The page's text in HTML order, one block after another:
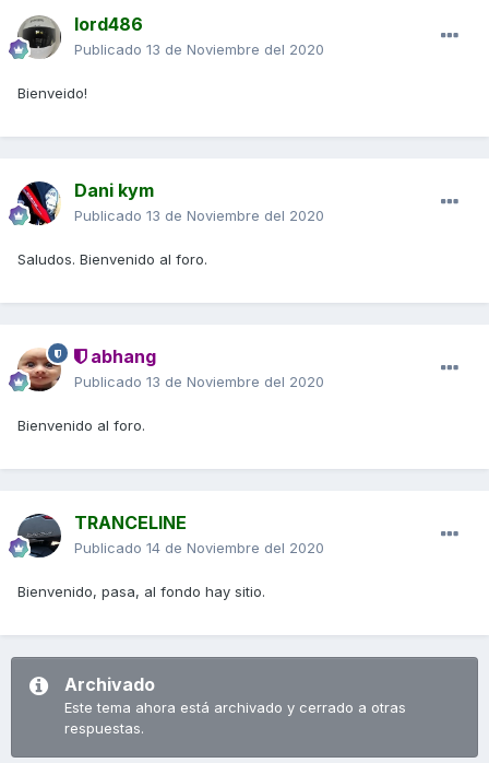
lord486
Publicado 13 de Noviembre del 2020
Bienveido!
Dani kym
Publicado 13 de Noviembre del 2020
Saludos. Bienvenido al foro.
abhang
Publicado 13 de Noviembre del 2020
Bienvenido al foro.
TRANCELINE
Publicado 14 de Noviembre del 2020
Bienvenido, pasa, al fondo hay sitio.
Archivado
Este tema ahora está archivado y cerrado a otras
respuestas.